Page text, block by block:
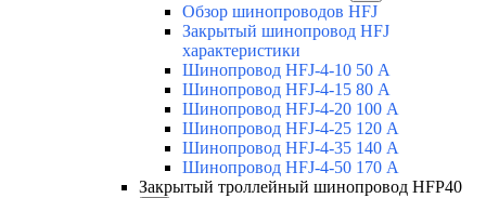
Обзор шинопроводов HFJ
Закрытый шинопровод HFJ
характеристики
Шинопровод HFJ-4-10 50 А
Шинопровод HFJ-4-15 80 А
Шинопровод HFJ-4-20 100 А
Шинопровод HFJ-4-25 120 А
Шинопровод HFJ-4-35 140 А
Шинопровод HFJ-4-50 170 А
Закрытый троллейный шинопровод HFP40